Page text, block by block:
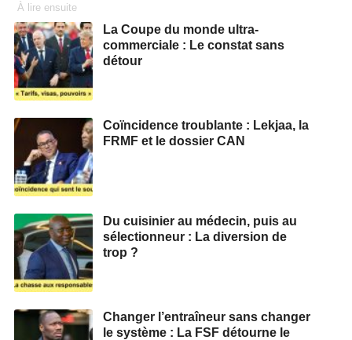
À lire ensuite
La Coupe du monde ultra-
commerciale : Le constat sans
détour
Coïncidence troublante : Lekjaa, la
FRMF et le dossier CAN
Du cuisinier au médecin, puis au
sélectionneur : La diversion de
trop ?
Changer l’entraîneur sans changer
le système : La FSF détourne le